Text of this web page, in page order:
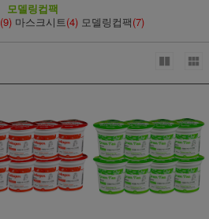
모델링컵팩
(9) 마스크시트(4) 모델링컵팩(7)